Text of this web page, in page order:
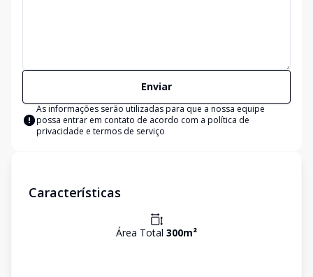
Enviar
As informações serão utilizadas para que a nossa equipe
possa entrar em contato de acordo com a política de
privacidade e termos de serviço
Características
Área Total 300m²